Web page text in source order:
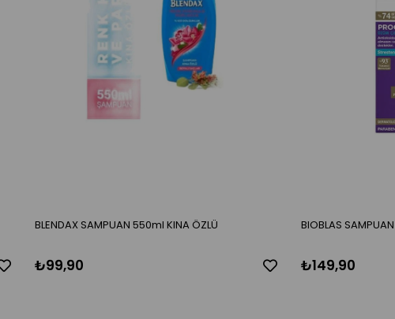
BLENDAX SAMPUAN 550ml KINA ÖZLÜ
₺99,90
BIOBLAS
₺149,90